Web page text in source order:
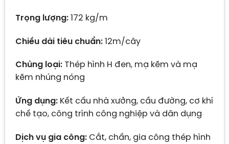
Trọng lượng:172 kg/m
Chiều dài tiêu chuẩn:12m/cây
Chủng loại:Thép hình H đen, mạ kẽm và mạ
kẽm nhúng nóng
Ứng dụng:Kết cấu nhà xưởng, cầu đường, cơ khí
chế tạo, công trình công nghiệp và dân dụng
Dịch vụ gia công:Cắt, chấn, gia công thép hình